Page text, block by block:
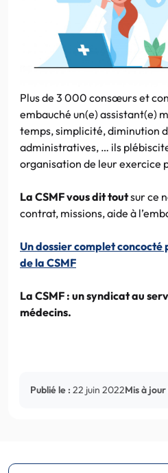
Plus de 3 000 consœurs et
embauché un(e) assistant(e)
temps, simplicité, diminution
administratives, … ils
organisation de leur exercice
La CSMF vous dit toutsur ce
contrat, missions, aide à
Un dossier complet
de la CSMF
La CSMF : un syndicat au
médecins.
Publié le : 22 juin 2022Mis à jour